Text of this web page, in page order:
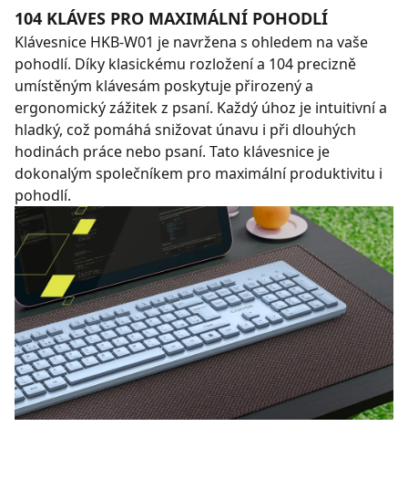
104 KLÁVES PRO MAXIMÁLNÍ POHODLÍ
Klávesnice HKB-W01 je navržena s ohledem na vaše
pohodlí. Díky klasickému rozložení a 104 precizně
umístěným klávesám poskytuje přirozený a
ergonomický zážitek z psaní. Každý úhoz je intuitivní a
hladký, což pomáhá snižovat únavu i při dlouhých
hodinách práce nebo psaní. Tato klávesnice je
dokonalým společníkem pro maximální produktivitu i
pohodlí.